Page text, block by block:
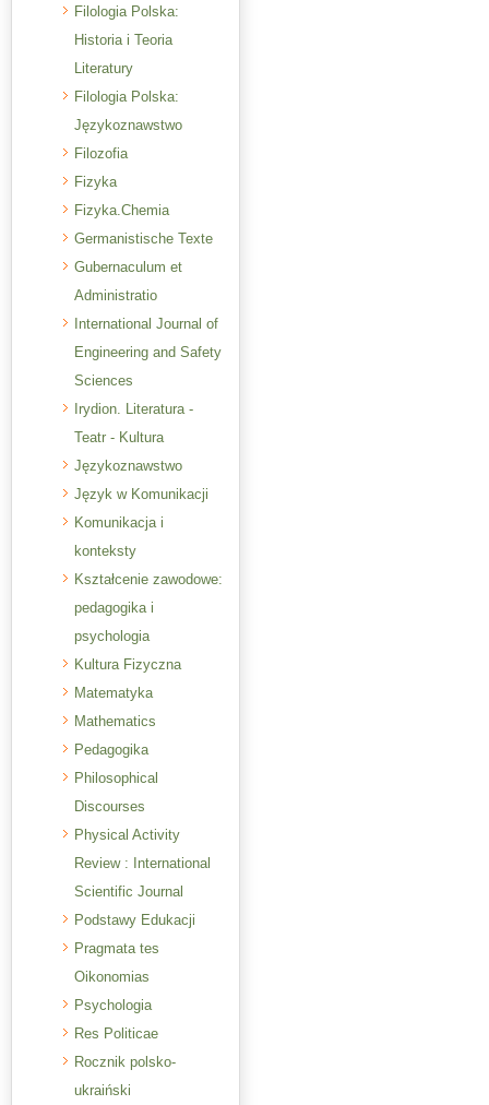
Filologia Polska:
Historia i Teoria
Literatury
Filologia Polska:
Językoznawstwo
Filozofia
Fizyka
Fizyka.Chemia
Germanistische Texte
Gubernaculum et
Administratio
International Journal of
Engineering and Safety
Sciences
Irydion. Literatura -
Teatr - Kultura
Językoznawstwo
Język w Komunikacji
Komunikacja i
konteksty
Kształcenie zawodowe:
pedagogika i
psychologia
Kultura Fizyczna
Matematyka
Mathematics
Pedagogika
Philosophical
Discourses
Physical Activity
Review : International
Scientific Journal
Podstawy Edukacji
Pragmata tes
Oikonomias
Psychologia
Res Politicae
Rocznik polsko-
ukraiński